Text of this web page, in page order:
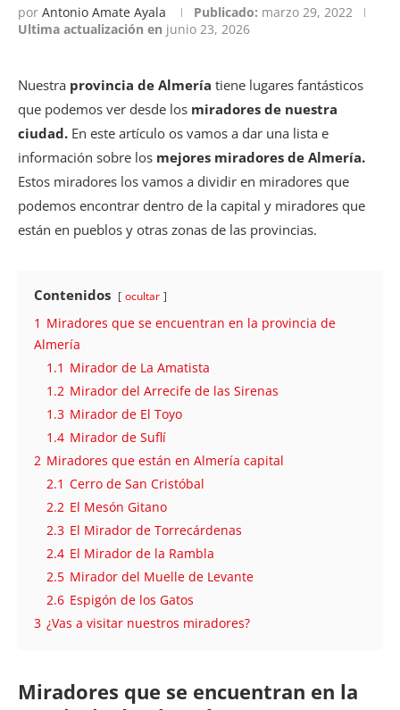
por Antonio Amate Ayala Publicado: marzo 29, 2022
Ultima actualización en junio 23, 2026
Nuestra provincia de Almería tiene lugares fantásticos
que podemos ver desde los miradores de nuestra
ciudad. En este artículo os vamos a dar una lista e
información sobre los mejores miradores de Almería.
Estos miradores los vamos a dividir en miradores que
podemos encontrar dentro de la capital y miradores que
están en pueblos y otras zonas de las provincias.
Contenidos ocultar
1 Miradores que se encuentran en la provincia de
Almería
1.1 Mirador de La Amatista
1.2 Mirador del Arrecife de las Sirenas
1.3 Mirador de El Toyo
1.4 Mirador de Suflí
2 Miradores que están en Almería capital
2.1 Cerro de San Cristóbal
2.2 El Mesón Gitano
2.3 El Mirador de Torrecárdenas
2.4 El Mirador de la Rambla
2.5 Mirador del Muelle de Levante
2.6 Espigón de los Gatos
3 ¿Vas a visitar nuestros miradores?
Miradores que se encuentran en la